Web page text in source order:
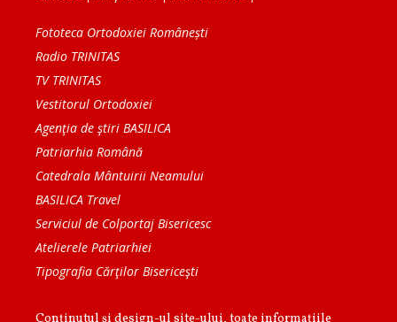
Fototeca Ortodoxiei Românești
Radio TRINITAS
TV TRINITAS
Vestitorul Ortodoxiei
Agenţia de ştiri BASILICA
Patriarhia Română
Catedrala Mântuirii Neamului
BASILICA Travel
Serviciul de Colportaj Bisericesc
Atelierele Patriarhiei
Tipografia Cărţilor Bisericeşti